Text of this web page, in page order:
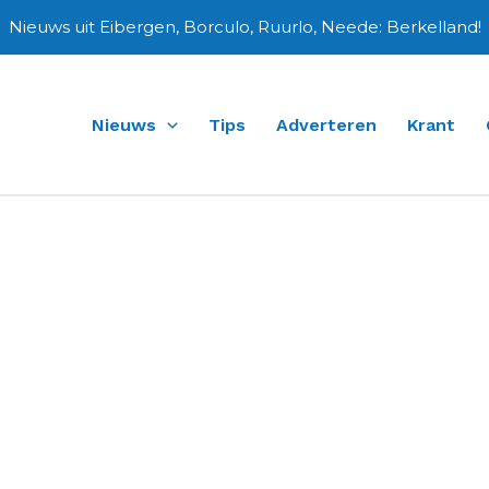
Nieuws uit Eibergen, Borculo, Ruurlo, Neede: Berkelland!
Nieuws Tips Adverteren Krant